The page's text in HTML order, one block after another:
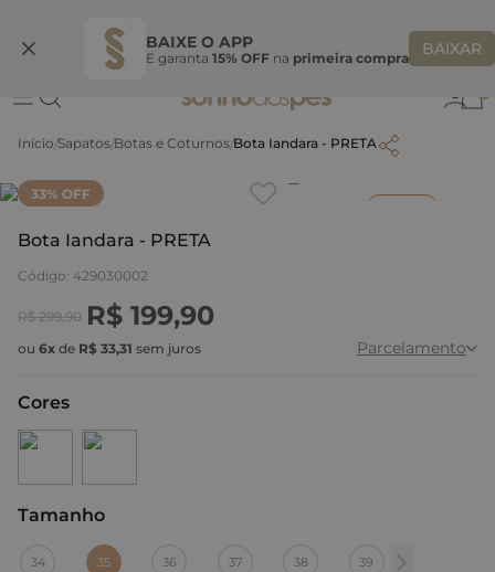
BAIXE O APP
E garanta 15% OFF na primeira compra BAIXAR
Ganhe 10% OFF na coleção utilizando o código do seu vendedor*
Sapatos Botas e Coturnos Bota Iandara - PRETA
33% OFF
Bota Iandara - PRETA
Código: 429030002
R$ 299,90 R$ 199,90
ou 6x de R$ 33,31 sem juros Parcelamento
Cores
Tamanho
: 35
34 35 36 37 38 39